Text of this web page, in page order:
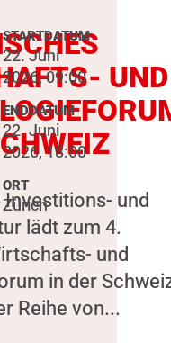
UND
und
lädt zum 4.
und
in der
Reihe von...
STARTDATUM
22. Juni
2026, 09:00
ENDDATUM
22. Juni
2026, 18:00
ORT
Zürich